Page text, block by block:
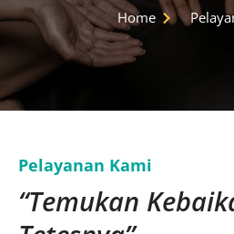
Home
Pelayanan Kami
“Temukan